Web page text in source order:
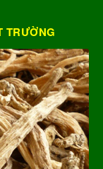
TRƯỜNG